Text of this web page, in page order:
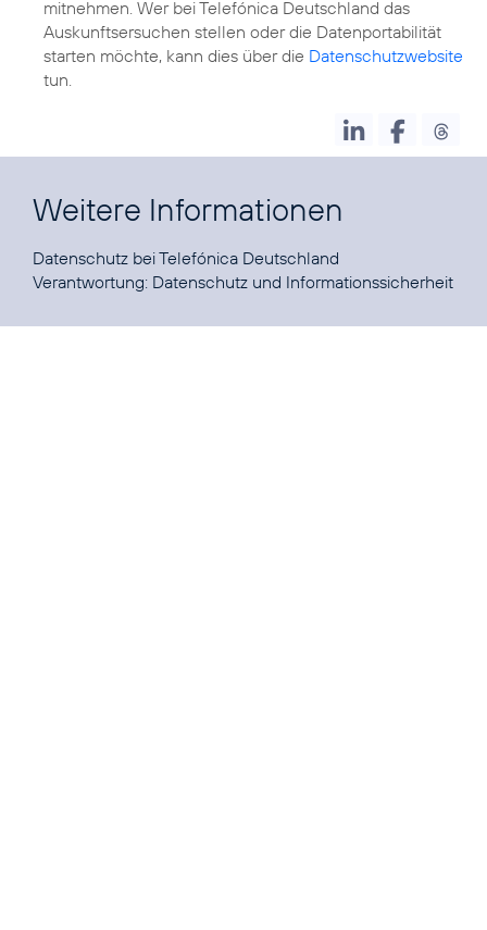
mitnehmen. Wer bei Telefónica Deutschland das
Auskunftsersuchen stellen oder die Datenportabilität
starten möchte, kann dies über die Datenschutzwebsite
tun.
Weitere Informationen
Datenschutz bei Telefónica Deutschland
Verantwortung: Datenschutz und Informationssicherheit